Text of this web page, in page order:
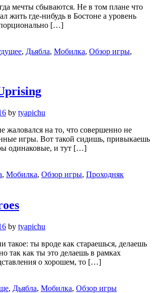
мечты сбываются. Не в том плане что
жить где-нибудь в Бостоне а уровень
[…]
, Дьябла, Мобилка, Обзор игры,
by tyapichu
жаловался на то, что совершенно не
игры. Вот такой сидишь, привыкаешь
одинаковые, и тут […]
, Мобилка, Обзор игры, Проходняк
by tyapichu
такое: ты вроде как стараешься, делаешь
так как ты это делаешь в рамках
о хорошем, то […]
, Дьябла, Мобилка, Обзор игры